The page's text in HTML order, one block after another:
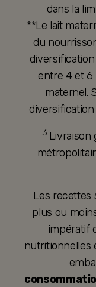
dans la
**Le lait
du
entre 4 et 6
maternel.
3 Livraison
Les recettes
plus ou
impératif
nutritionnelles